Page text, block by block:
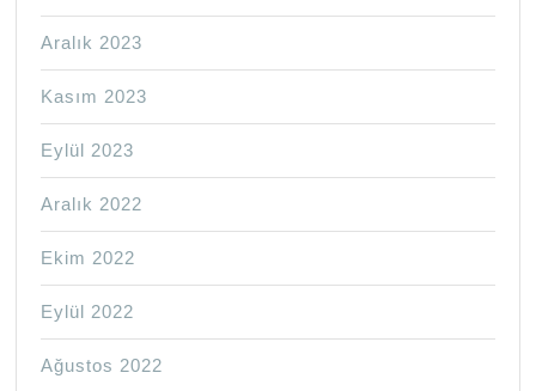
Aralık 2023
Kasım 2023
Eylül 2023
Aralık 2022
Ekim 2022
Eylül 2022
Ağustos 2022